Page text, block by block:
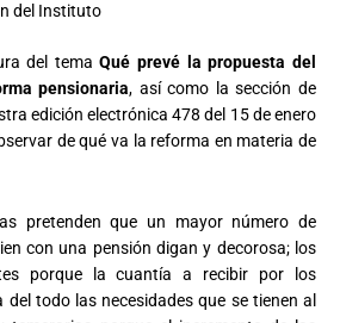
del Instituto
del temaQué prevé la propuesta del
pensionaria, así como la sección de
edición electrónica 478 del 15 de enero
de qué va la reforma en materia de
pretenden que un mayor número de
con una pensión digan y decorosa; los
porque la cuantía a recibir por los
todo las necesidades que se tienen al